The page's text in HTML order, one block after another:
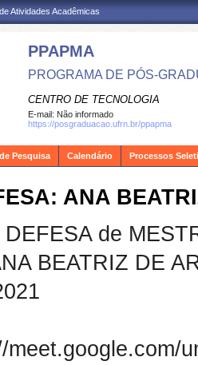
Atividades Acadêmicas
PPAPMA
PROGRAMA DE PÓS-
CENTRO DE TECNOLOGIA
E-mail: Não informado
https://posgraduacao.ufrn.br/ppapma
Pesquisa Calendário Processos
ANA
de
BEATRIZ DE
meet.google.com/